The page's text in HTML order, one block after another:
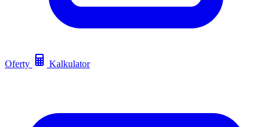
Oferty Kalkulator